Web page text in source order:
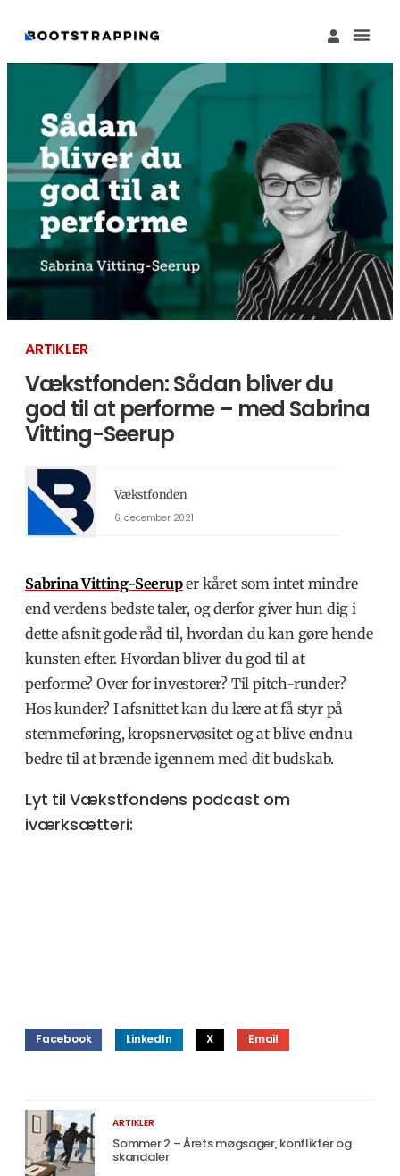
ARTIKLER
Vækstfonden: Sådan bliver du
god til at performe – med Sabrina
Vitting-Seerup
Vækstfonden
6. december 2021
Sabrina Vitting-Seeruper kåret som intet mindre
end verdens bedste taler, og derfor giver hun dig i
dette afsnit gode råd til, hvordan du kan gøre hende
kunsten efter. Hvordan bliver du god til at
performe? Over for investorer? Til pitch-runder?
Hos kunder? I afsnittet kan du lære at få styr på
stemmeføring, kropsnervøsitet og at blive endnu
bedre til at brænde igennem med dit budskab.
Lyt til Vækstfondens podcast om
iværksætteri:
Facebook LinkedIn X Email
ARTIKLER
Sommer 2 – Årets møgsager, konflikter og
skandaler